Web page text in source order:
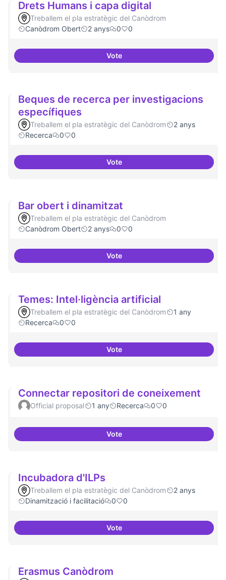
Drets Humans i capa digital
Treballem el pla estratègic del Canòdrom
Canòdrom Obert
2 anys 0 0
VoteDrets Humans i capa digital
Beques de recerca per investigacions
específiques
Treballem el pla estratègic del Canòdrom
2 anys
Recerca
0 0
VoteBeques de recerca per
Bar obert i dinamitzat
Treballem el pla estratègic del Canòdrom
Canòdrom Obert
2 anys 0 0
VoteBar obert i dinamitzat
Temes: Intel·ligència artificial
Treballem el pla estratègic del Canòdrom
1 any
Recerca
0 0
VoteTemes: Intel·ligència artificial
Connectar repositori de coneixement
Official proposal 1 any Recerca 0 0
VoteConnectar repositori de
Incubadora d'ILPs
Treballem el pla estratègic del Canòdrom
2 anys
Dinamització i facilitació
0 0
VoteIncubadora d'ILPs
Erasmus Canòdrom